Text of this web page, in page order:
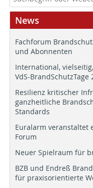
News
Fachforum
und Abonnenten
International,
VdS-BrandSchutzTage
Resilienz kritischer
ganzheitliche
Standards
Euralarm veranstaltet
Forum
Neuer Spielraum für
BZB und Endreß
für praxisorientierte